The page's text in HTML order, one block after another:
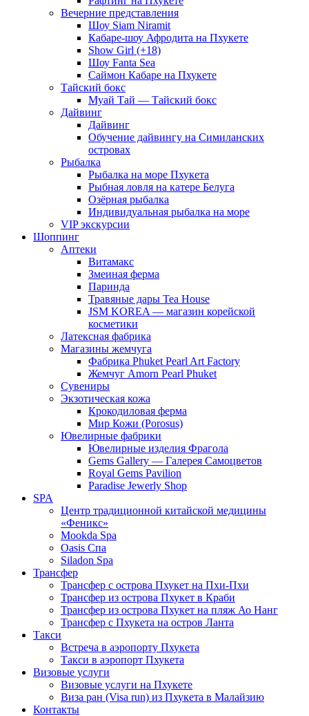
Вечерние представления
Шоу Siam Niramit
Кабаре-шоу Афродита на Пхукете
Show Girl (+18)
Шоу Fanta Sea
Саймон Кабаре на Пхукете
Тайский бокс
Муай Тай — Тайский бокс
Дайвинг
Дайвинг
Обучение дайвингу на Симиланских
островах
Рыбалка
Рыбалка на море Пхукета
Рыбная ловля на катере Белуга
Озёрная рыбалка
Индивидуальная рыбалка на море
VIP экскурсии
Шоппинг
Аптеки
Витамакс
Змеиная ферма
Паринда
Травяные дары Tea House
JSM KOREA — магазин корейской
косметики
Латексная фабрика
Магазины жемчуга
Фабрика Phuket Pearl Art Factory
Жемчуг Amorn Pearl Phuket
Сувениры
Экзотическая кожа
Крокодиловая ферма
Мир Кожи (Porosus)
Ювелирные фабрики
Ювелирные изделия Фрагола
Gems Gallery — Галерея Самоцветов
Royal Gems Pavilion
Paradise Jewerly Shop
SPA
Центр традиционной китайской медицины
«Феникс»
Mookda Spa
Oasis Спа
Siladon Spa
Трансфер
Трансфер с острова Пхукет на Пхи-Пхи
Трансфер из острова Пхукет в Краби
Трансфер из острова Пхукет на пляж Ао Нанг
Трансфер с Пхукета на остров Ланта
Такси
Встреча в аэропорту Пхукета
Такси в аэропорт Пхукета
Визовые услуги
Визовые услуги на Пхукете
Виза ран (Visa run) из Пхукета в Малайзию
Контакты